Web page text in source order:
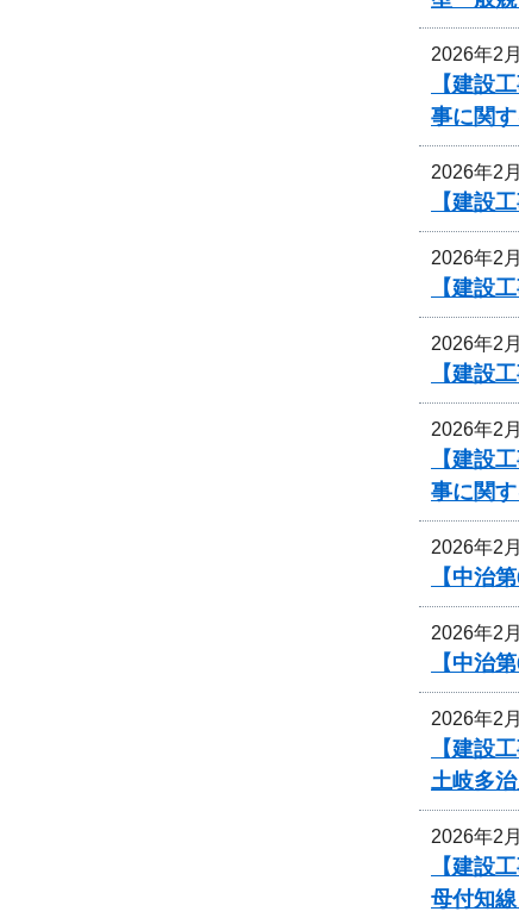
2026年2
【建設
事に関
2026年2
【建設
2026年2
【建設
2026年2
【建設
2026年2
【建設
事に関
2026年2
【中治
2026年2
【中治
2026年2
【建設
土岐多
2026年2
【建設
母付知